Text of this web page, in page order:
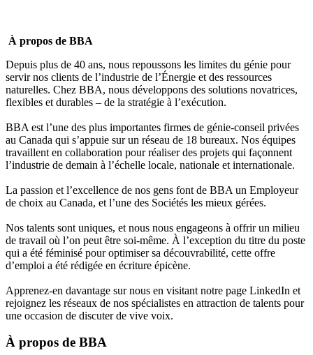
À propos de BBA
Depuis plus de 40 ans, nous repoussons les limites du génie pour
servir nos clients de l’industrie de l’Énergie et des ressources
naturelles. Chez BBA, nous développons des solutions novatrices,
flexibles et durables – de la stratégie à l’exécution.
BBA est l’une des plus importantes firmes de génie-conseil privées
au Canada qui s’appuie sur un réseau de 18 bureaux. Nos équipes
travaillent en collaboration pour réaliser des projets qui façonnent
l’industrie de demain à l’échelle locale, nationale et internationale.
La passion et l’excellence de nos gens font de BBA un Employeur
de choix au Canada, et l’une des Sociétés les mieux gérées.
Nos talents sont uniques, et nous nous engageons à offrir un milieu
de travail où l’on peut être soi-même. À l’exception du titre du poste
qui a été féminisé pour optimiser sa découvrabilité, cette offre
d’emploi a été rédigée en écriture épicène.
Apprenez-en davantage sur nous en visitant notre page LinkedIn et
rejoignez les réseaux de nos spécialistes en attraction de talents pour
une occasion de discuter de vive voix.
À propos de BBA